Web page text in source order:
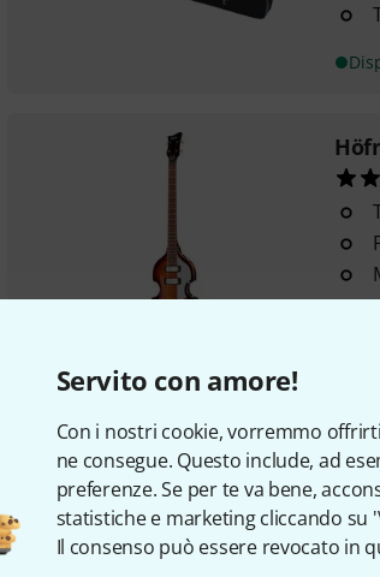
Servito con amore!
Con i nostri cookie, vorremmo
ne consegue. Questo include, ad
preferenze. Se per te va bene,
statistiche e marketing cliccando su
Il consenso può essere revocato in